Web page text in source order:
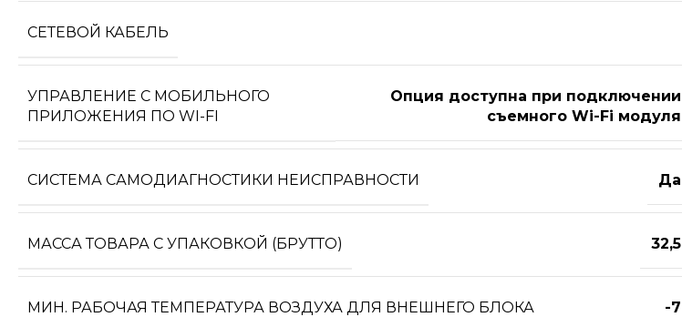
СЕТЕВОЙ КАБЕЛЬ
УПРАВЛЕНИЕ C МОБИЛЬНОГО
ПРИЛОЖЕНИЯ ПО WI-FI
Опция доступна при подключении
съемного Wi-Fi модуля
СИСТЕМА САМОДИАГНОСТИКИ НЕИСПРАВНОСТИ Да
МАССА ТОВАРА С УПАКОВКОЙ (БРУТТО) 32,5
МИН. РАБОЧАЯ ТЕМПЕРАТУРА ВОЗДУХА ДЛЯ ВНЕШНЕГО БЛОКА -7